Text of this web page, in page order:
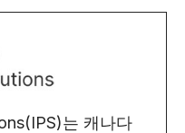
는 캐나다